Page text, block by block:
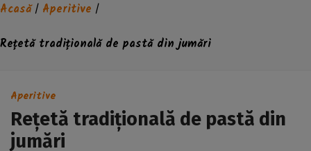
Acasă/ Aperitive /
Rețetă tradițională de pastă din jumări
Aperitive
Rețetă tradițională de pastă din
jumări